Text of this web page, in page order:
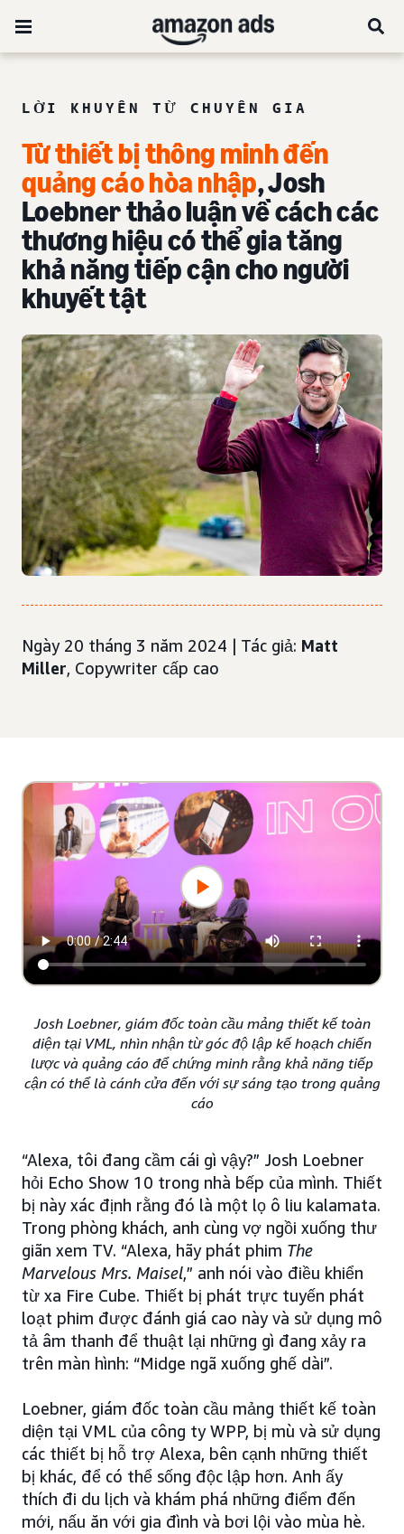
LỜI KHUYÊN TỪ CHUYÊN GIA
Từ thiết bị thông minh đến
quảng cáo hòa nhập, Josh
Loebner thảo luận về cách các
thương hiệu có thể gia tăng
khả năng tiếp cận cho người
khuyết tật
Ngày 20 tháng 3 năm 2024 | Tác giả: Matt
Miller, Copywriter cấp cao
Josh Loebner, giám đốc toàn cầu mảng thiết kế toàn
diện tại VML, nhìn nhận từ góc độ lập kế hoạch chiến
lược và quảng cáo để chứng minh rằng khả năng tiếp
cận có thể là cánh cửa đến với sự sáng tạo trong quảng
cáo
“Alexa, tôi đang cầm cái gì vậy?” Josh Loebner
hỏi Echo Show 10 trong nhà bếp của mình. Thiết
bị này xác định rằng đó là một lọ ô liu kalamata.
Trong phòng khách, anh cùng vợ ngồi xuống thư
giãn xem TV. “Alexa, hãy phát phim The
Marvelous Mrs. Maisel,” anh nói vào điều khiển
từ xa Fire Cube. Thiết bị phát trực tuyến phát
loạt phim được đánh giá cao này và sử dụng mô
tả âm thanh để thuật lại những gì đang xảy ra
trên màn hình: “Midge ngã xuống ghế dài”.
Loebner, giám đốc toàn cầu mảng thiết kế toàn
diện tại VML của công ty WPP, bị mù và sử dụng
các thiết bị hỗ trợ Alexa, bên cạnh những thiết
bị khác, để có thể sống độc lập hơn. Anh ấy
thích đi du lịch và khám phá những điểm đến
mới, nấu ăn với gia đình và bơi lội vào mùa hè.